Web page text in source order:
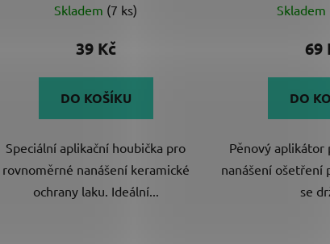
Skladem (7 ks)
39 Kč
DO KOŠÍKU
Speciální aplikační houbička pro
rovnoměrné nanášení keramické
ochrany laku. Ideální...
z
Skladem
69
DO
Pěnový
nanášení ošetření
se